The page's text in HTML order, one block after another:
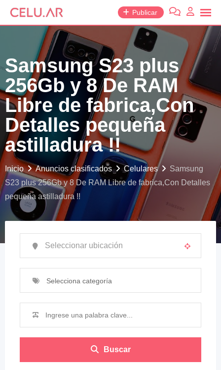
saltar
Publicar
Samsung S23 plus
256Gb y 8 De RAM
Libre de fabrica,Con
Detalles pequeña
astilladura !!
Inicio Anuncios clasificados Celulares
Samsung
S23 plus 256Gb y 8 De RAM Libre de fabrica,Con Detalles
pequeña astilladura !!
Selecciona categoría
Buscar